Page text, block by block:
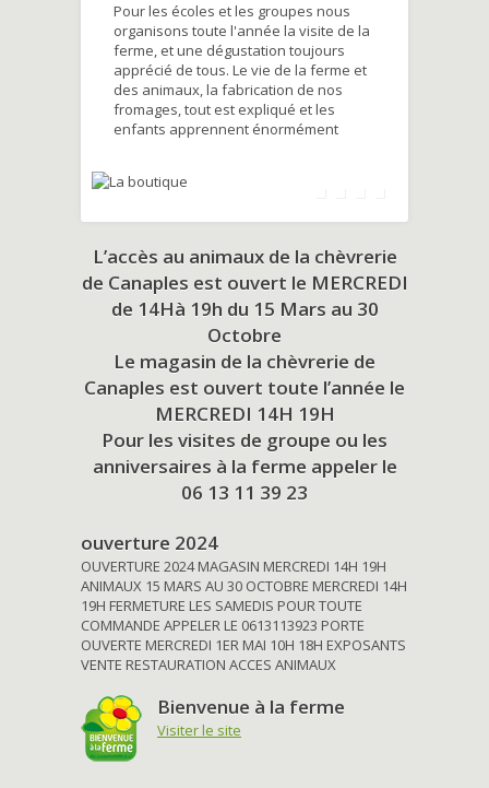
Pour les écoles et les groupes nous
organisons toute l'année la visite de la
ferme, et une dégustation toujours
apprécié de tous. Le vie de la ferme et
des animaux, la fabrication de nos
fromages, tout est expliqué et les
enfants apprennent énormément
L’accès au animaux de la chèvrerie
de Canaples est ouvert le MERCREDI
de 14Hà 19h du 15 Mars au 30
Octobre
Le magasin de la chèvrerie de
Canaples est ouvert toute l’année le
MERCREDI 14H 19H
Pour les visites de groupe ou les
anniversaires à la ferme appeler le
06 13 11 39 23
ouverture 2024
OUVERTURE 2024 MAGASIN MERCREDI 14H 19H
ANIMAUX 15 MARS AU 30 OCTOBRE MERCREDI 14H
19H FERMETURE LES SAMEDIS POUR TOUTE
COMMANDE APPELER LE 0613113923 PORTE
OUVERTE MERCREDI 1ER MAI 10H 18H EXPOSANTS
VENTE RESTAURATION ACCES ANIMAUX
Bienvenue à la ferme
Visiter le site